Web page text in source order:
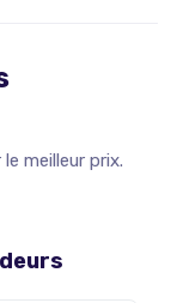
meilleur prix.